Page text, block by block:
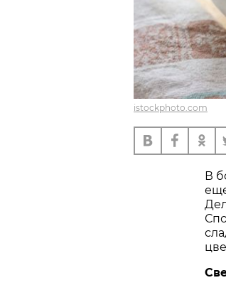
istockphoto.com
В